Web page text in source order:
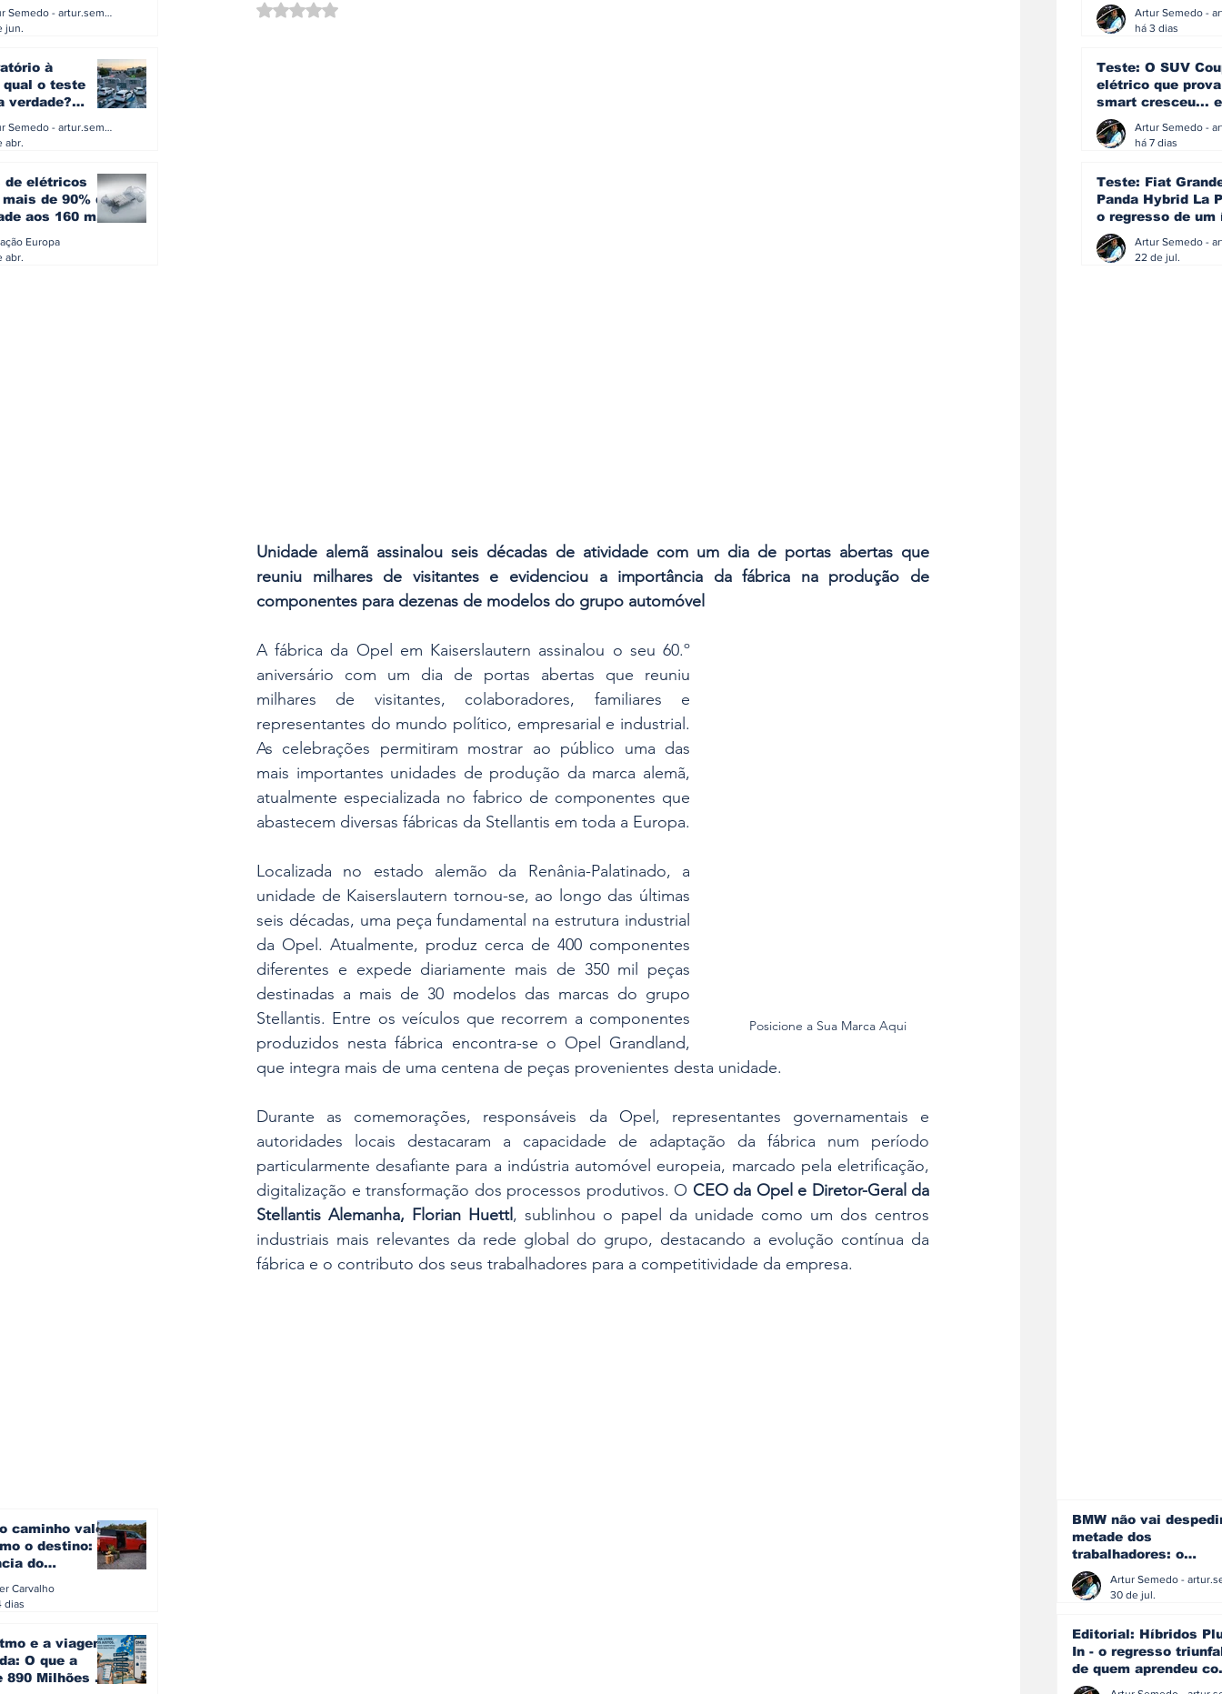
Artur Semedo - artur.semedo@publiracing.pt
jun.
à
qual o teste
verdade?
Artur Semedo - artur.semedo@publiracing.pt
abr.
de elétricos
de 90% da
aos 160 mil
Europa
abr.
Avaliado com NaN de 5 estrelas.
Unidade alemã assinalou seis décadas de atividade com um dia de portas abertas que
reuniu milhares de visitantes e evidenciou a importância da fábrica na produção de
componentes para dezenas de modelos do grupo automóvel
Posicione a Sua Marca Aqui
A fábrica da Opel em Kaiserslautern assinalou o seu 60.º
aniversário com um dia de portas abertas que reuniu
milhares de visitantes, colaboradores, familiares e
representantes do mundo político, empresarial e industrial.
As celebrações permitiram mostrar ao público uma das
mais importantes unidades de produção da marca alemã,
atualmente especializada no fabrico de componentes que
abastecem diversas fábricas da Stellantis em toda a Europa.
Localizada no estado alemão da Renânia-Palatinado, a
unidade de Kaiserslautern tornou-se, ao longo das últimas
seis décadas, uma peça fundamental na estrutura industrial
da Opel. Atualmente, produz cerca de 400 componentes
diferentes e expede diariamente mais de 350 mil peças
destinadas a mais de 30 modelos das marcas do grupo
Stellantis. Entre os veículos que recorrem a componentes
produzidos nesta fábrica encontra-se o Opel Grandland,
que integra mais de uma centena de peças provenientes desta unidade.
Durante as comemorações, responsáveis da Opel, representantes governamentais e
autoridades locais destacaram a capacidade de adaptação da fábrica num período
particularmente desafiante para a indústria automóvel europeia, marcado pela eletrificação,
digitalização e transformação dos processos produtivos. O CEO da Opel e Diretor-Geral da
Stellantis Alemanha, Florian Huettl, sublinhou o papel da unidade como um dos centros
industriais mais relevantes da rede global do grupo, destacando a evolução contínua da
fábrica e o contributo dos seus trabalhadores para a competitividade da empresa.
caminho vale
o destino: a
do
europeu
Carvalho
dias
e a viagem
O que a
890 Milhões à
ainda acredita na
manualhá 3 dias
Teste: O SUV
elétrico que
smart cresceu... e
amadureceu
há 7 dias
Teste: Fiat
Panda Hybrid La
o regresso de um
que percebeu que
evoluir não
perder a
22 de jul.
BMW não vai
metade dos
trabalhadores: o
problema é o
que muitos decidiram
30 de jul.
Editorial: Híbridos
In - o regresso
de quem aprendeu
os erros do passado